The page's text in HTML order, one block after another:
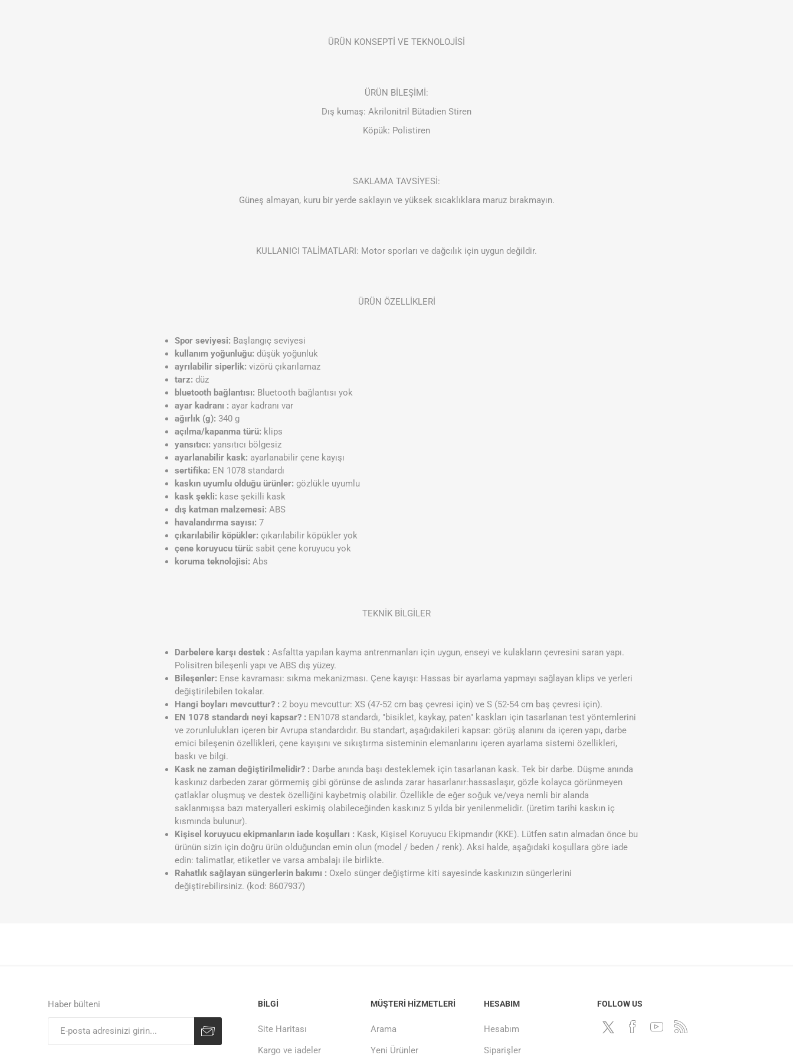
ÜRÜN KONSEPTİ VE TEKNOLOJİSİ
ÜRÜN BİLEŞİMİ:
Dış kumaş: Akrilonitril Bütadien Stiren
Köpük: Polistiren
SAKLAMA TAVSİYESİ:
Güneş almayan, kuru bir yerde saklayın ve yüksek sıcaklıklara maruz bırakmayın.
KULLANICI TALİMATLARI: Motor sporları ve dağcılık için uygun değildir.
ÜRÜN ÖZELLİKLERİ
Spor seviyesi: Başlangıç seviyesi
kullanım yoğunluğu: düşük yoğunluk
ayrılabilir siperlik: vizörü çıkarılamaz
tarz: düz
bluetooth bağlantısı: Bluetooth bağlantısı yok
ayar kadranı : ayar kadranı var
ağırlık (g): 340 g
açılma/kapanma türü: klips
yansıtıcı: yansıtıcı bölgesiz
ayarlanabilir kask: ayarlanabilir çene kayışı
sertifika: EN 1078 standardı
kaskın uyumlu olduğu ürünler: gözlükle uyumlu
kask şekli: kase şekilli kask
dış katman malzemesi: ABS
havalandırma sayısı: 7
çıkarılabilir köpükler: çıkarılabilir köpükler yok
çene koruyucu türü: sabit çene koruyucu yok
koruma teknolojisi: Abs
TEKNİK BİLGİLER
Darbelere karşı destek : Asfaltta yapılan kayma antrenmanları için uygun, enseyi ve kulakların çevresini saran yapı.
Polisitren bileşenli yapı ve ABS dış yüzey.
Bileşenler: Ense kavraması: sıkma mekanizması. Çene kayışı: Hassas bir ayarlama yapmayı sağlayan klips ve yerleri
değiştirilebilen tokalar.
Hangi boyları mevcuttur? : 2 boyu mevcuttur: XS (47-52 cm baş çevresi için) ve S (52-54 cm baş çevresi için).
EN 1078 standardı neyi kapsar? : EN1078 standardı, "bisiklet, kaykay, paten" kaskları için tasarlanan test yöntemlerini
ve zorunlulukları içeren bir Avrupa standardıdır. Bu standart, aşağıdakileri kapsar: görüş alanını da içeren yapı, darbe
emici bileşenin özellikleri, çene kayışını ve sıkıştırma sisteminin elemanlarını içeren ayarlama sistemi özellikleri,
baskı ve bilgi.
Kask ne zaman değiştirilmelidir? : Darbe anında başı desteklemek için tasarlanan kask. Tek bir darbe. Düşme anında
kaskınız darbeden zarar görmemiş gibi görünse de aslında zarar hasarlanır:hassaslaşır, gözle kolayca görünmeyen
çatlaklar oluşmuş ve destek özelliğini kaybetmiş olabilir. Özellikle de eğer soğuk ve/veya nemli bir alanda
saklanmışsa bazı materyalleri eskimiş olabileceğinden kaskınız 5 yılda bir yenilenmelidir. (üretim tarihi kaskın iç
kısmında bulunur).
Kişisel koruyucu ekipmanların iade koşulları : Kask, Kişisel Koruyucu Ekipmandır (KKE). Lütfen satın almadan önce bu
ürünün sizin için doğru ürün olduğundan emin olun (model / beden / renk). Aksi halde, aşağıdaki koşullara göre iade
edin: talimatlar, etiketler ve varsa ambalajı ile birlikte.
Rahatlık sağlayan süngerlerin bakımı : Oxelo sünger değiştirme kiti sayesinde kaskınızın süngerlerini
değiştirebilirsiniz. (kod: 8607937)
Haber bülteni BILGI
Site Haritası
Kargo ve iadeler
MÜŞTERI HIZMETLERI
Arama
Yeni Ürünler
HESABIM
Hesabım
Siparişler
FOLLOW US